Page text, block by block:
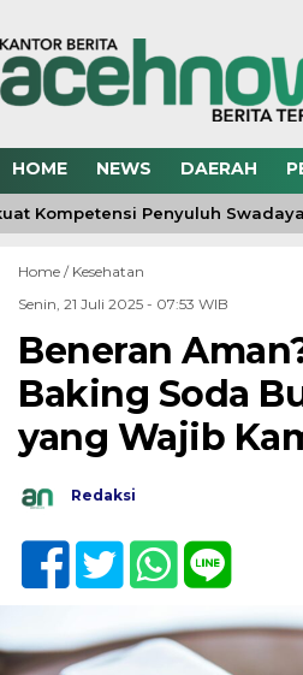
HOME NEWS DAERAH
Kompetensi Penyuluh
Home / Kesehatan
Senin, 21 Juli 2025 - 07:53 WIB
Beneran
Baking Soda
yang Wajib
Redaksi